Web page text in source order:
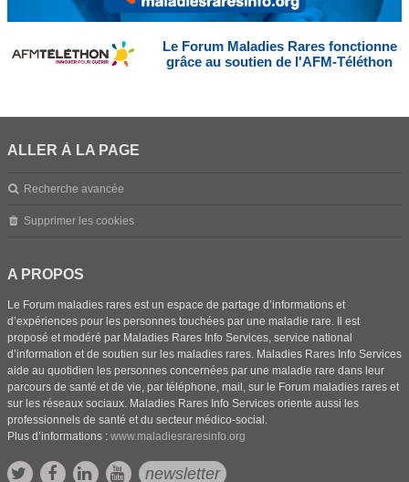
Le Forum Maladies Rares fonctionne
grâce au soutien de l'AFM-Téléthon
ALLER À LA PAGE
Recherche avancée
Supprimer les cookies
A PROPOS
Le Forum maladies rares est un espace de partage d’informations et
d’expériences pour les personnes touchées par une maladie rare. Il est
proposé et modéré par Maladies Rares Info Services, service national
d’information et de soutien sur les maladies rares. Maladies Rares Info Services
aide au quotidien les personnes concernées par une maladie rare dans leur
parcours de santé et de vie, par téléphone, mail, sur le Forum maladies rares et
sur les réseaux sociaux. Maladies Rares Info Services oriente aussi les
professionnels de santé et du secteur médico-social.
Plus d’informations : www.maladiesraresinfo.org
newsletter